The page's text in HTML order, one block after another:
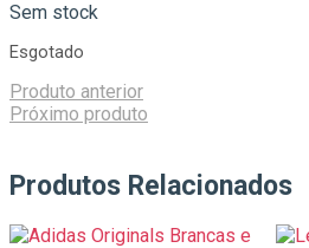
Sem stock
Esgotado
Produto anterior
Próximo produto
Produtos Relacionados